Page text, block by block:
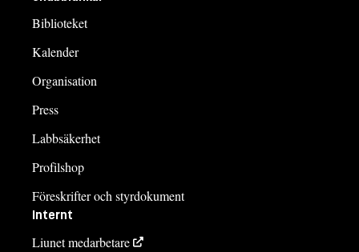
Biblioteket
Kalender
Organisation
Press
Labbsäkerhet
Profilshop
Föreskrifter och styrdokument
Internt
Liunet medarbetare